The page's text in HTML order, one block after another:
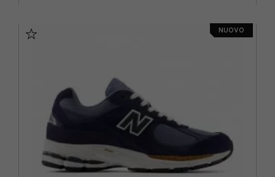
EUR 42.5 / US 9
EUR 44.5 / US 10.5
EUR 45.5 / US 11.5
NUOVO